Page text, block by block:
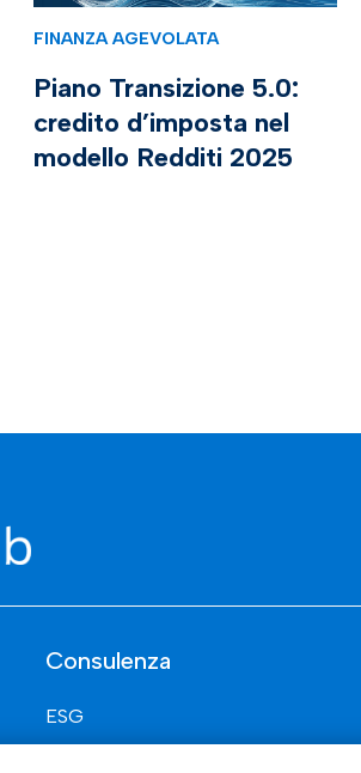
FINANZA AGEVOLATA
Piano Transizione 5.0:
credito d’imposta nel
modello Redditi 2025
Consulenza
ESG